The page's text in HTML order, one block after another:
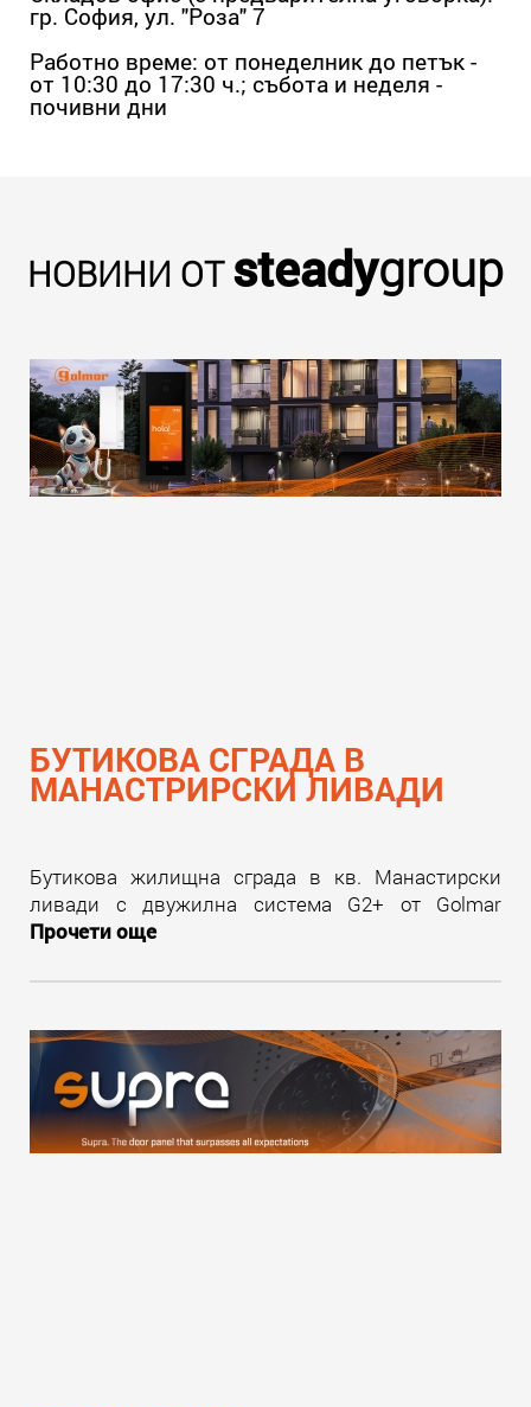
гр. София, ул. "Роза" 7
Работно време: от понеделник до петък -
от 10:30 до 17:30 ч.; събота и неделя -
почивни дни
НОВИНИ ОТsteadygroup
БУТИКОВА СГРАДА В
МАНАСТРИРСКИ ЛИВАДИ
Бутикова жилищна сграда в кв. Манастирски
ливади с двужилна система G2+ от Golmar
Прочети още